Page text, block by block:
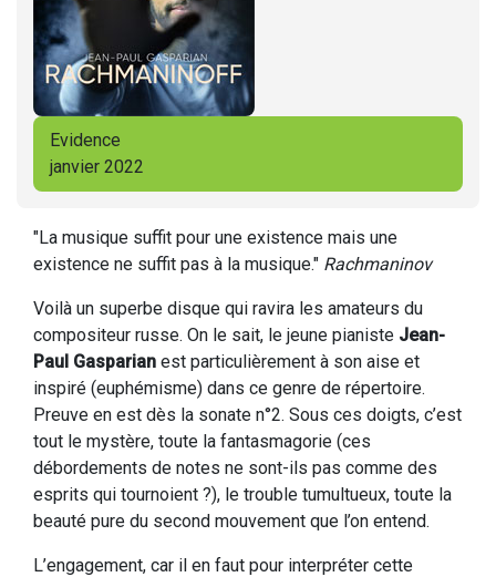
Evidence
janvier 2022
"La musique suffit pour une existence mais une
existence ne suffit pas à la musique." Rachmaninov
Voilà un superbe disque qui ravira les amateurs du
compositeur russe. On le sait, le jeune pianiste Jean-
Paul Gasparian est particulièrement à son aise et
inspiré (euphémisme) dans ce genre de répertoire.
Preuve en est dès la sonate n°2. Sous ces doigts, c’est
tout le mystère, toute la fantasmagorie (ces
débordements de notes ne sont-ils pas comme des
esprits qui tournoient ?), le trouble tumultueux, toute la
beauté pure du second mouvement que l’on entend.
L’engagement, car il en faut pour interpréter cette